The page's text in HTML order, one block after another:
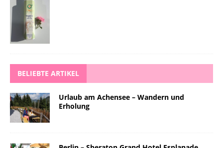
BELIEBTE ARTIKEL
Urlaub am Achensee – Wandern und
Erholung